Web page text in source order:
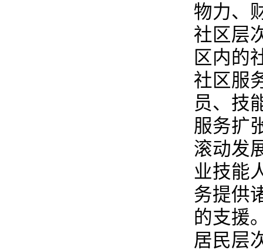
物力、
社区层
区内的
社区服
员、技
服务扩
滚动发
业技能
务提供
的支援
居民层